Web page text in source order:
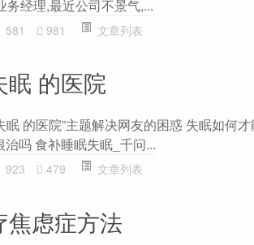
经理,最近公司不景气,...
581 981 文章列表
眠 的医院
眠 的医院”主题解决网友的困惑 失眠如何
吗 食补睡眠失眠_千问...
923 479 文章列表
焦虑症方法